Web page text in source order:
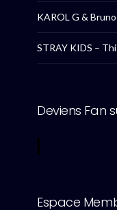
KAROL G &
STRAY KIDS –
Deviens Fan
Espace